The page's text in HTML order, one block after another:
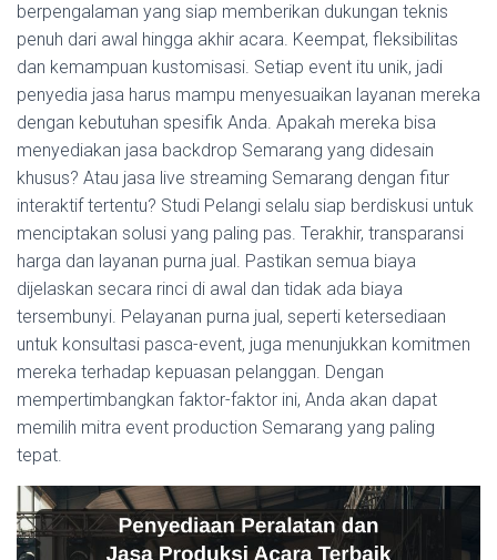
berpengalaman yang siap memberikan dukungan teknis
penuh dari awal hingga akhir acara. Keempat, fleksibilitas
dan kemampuan kustomisasi. Setiap event itu unik, jadi
penyedia jasa harus mampu menyesuaikan layanan mereka
dengan kebutuhan spesifik Anda. Apakah mereka bisa
menyediakan jasa backdrop Semarang yang didesain
khusus? Atau jasa live streaming Semarang dengan fitur
interaktif tertentu? Studi Pelangi selalu siap berdiskusi untuk
menciptakan solusi yang paling pas. Terakhir, transparansi
harga dan layanan purna jual. Pastikan semua biaya
dijelaskan secara rinci di awal dan tidak ada biaya
tersembunyi. Pelayanan purna jual, seperti ketersediaan
untuk konsultasi pasca-event, juga menunjukkan komitmen
mereka terhadap kepuasan pelanggan. Dengan
mempertimbangkan faktor-faktor ini, Anda akan dapat
memilih mitra event production Semarang yang paling
tepat.